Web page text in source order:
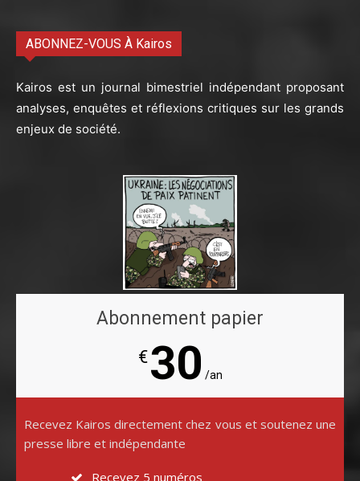
ABONNEZ-VOUS À Kairos
Kairos est un journal bimestriel indépendant proposant
analyses, enquêtes et réflexions critiques sur les grands
enjeux de société.
Abonnement papier
€30 /an
Recevez Kairos directement chez vous et soutenez une
presse libre et indépendante
Recevez 5 numéros